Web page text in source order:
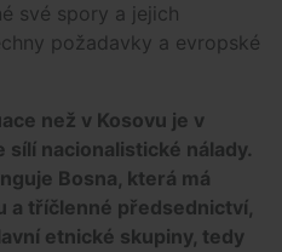
své spory a jejich
požadavky a evropské
než v Kosovu je v
sílí nacionalistické nálady.
Bosna, která má
a tříčlenné předsednictví,
etnické skupiny, tedy